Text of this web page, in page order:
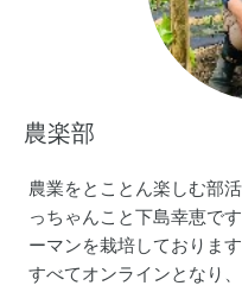
農楽部
農業をとことん楽しむ部
っちゃんこと下島幸恵で
ーマンを栽培しておりま
すべてオンラインとなり